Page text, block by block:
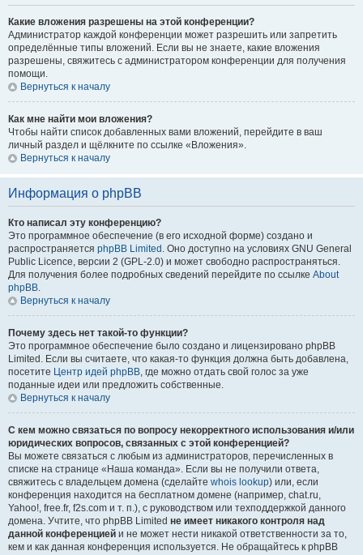
Какие вложения разрешены на этой конференции?
Администратор каждой конференции может разрешить или запретить
определённые типы вложений. Если вы не знаете, какие вложения
разрешены, свяжитесь с администратором конференции для получения
помощи.
Вернуться к началу
Как мне найти мои вложения?
Чтобы найти список добавленных вами вложений, перейдите в ваш
личный раздел и щёлкните по ссылке «Вложения».
Вернуться к началу
Информация о phpBB
Кто написал эту конференцию?
Это программное обеспечение (в его исходной форме) создано и
распространяется phpBB Limited . Оно доступно на условиях GNU General
Public Licence, версии 2 (GPL-2.0) и может свободно распространяться.
Для получения более подробных сведений перейдите по ссылке About
phpBB.
Вернуться к началу
Почему здесь нет такой-то функции?
Это программное обеспечение было создано и лицензировано phpBB
Limited. Если вы считаете, что какая-то функция должна быть добавлена,
посетите Центр идей phpBB, где можно отдать свой голос за уже
поданные идеи или предложить собственные.
Вернуться к началу
С кем можно связаться по вопросу некорректного использования и/или
юридических вопросов, связанных с этой конференцией?
Вы можете связаться с любым из администраторов, перечисленных в
списке на странице «Наша команда». Если вы не получили ответа,
свяжитесь с владельцем домена (сделайте whois lookup) или, если
конференция находится на бесплатном домене (например, chat.ru,
Yahoo!, free.fr, f2s.com и т. п.), с руководством или техподдержкой данного
домена. Учтите, что phpBB Limited не имеет никакого контроля над
данной конференцией и не может нести никакой ответственности за то,
кем и как данная конференция используется. Не обращайтесь к phpBB